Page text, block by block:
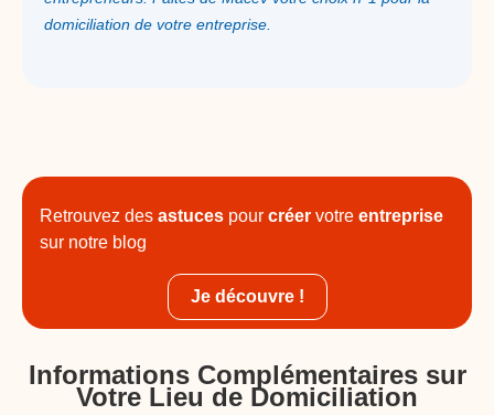
domiciliation de votre entreprise.
Retrouvez des astuces pour créer votre entreprise
sur notre blog
Je découvre !
Informations Complémentaires sur
Votre Lieu de Domiciliation